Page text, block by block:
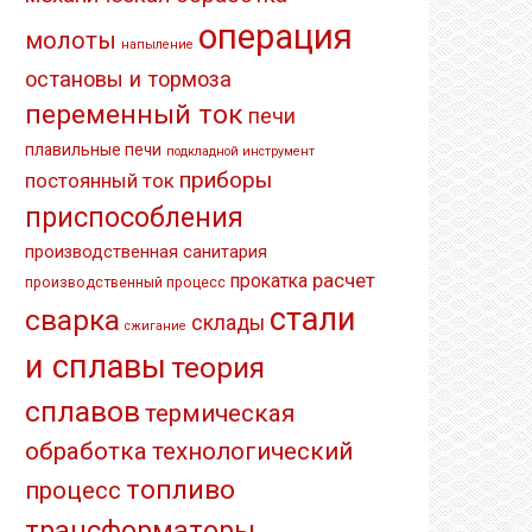
молоты напыление операция
остановы и тормоза
переменный ток печи
плавильные печи подкладной инструмент
постоянный ток приборы
приспособления
производственная санитария
производственный процесс прокатка расчет
сварка сжигание склады стали
и сплавы теория
сплавов термическая
обработка технологический
процесс топливо